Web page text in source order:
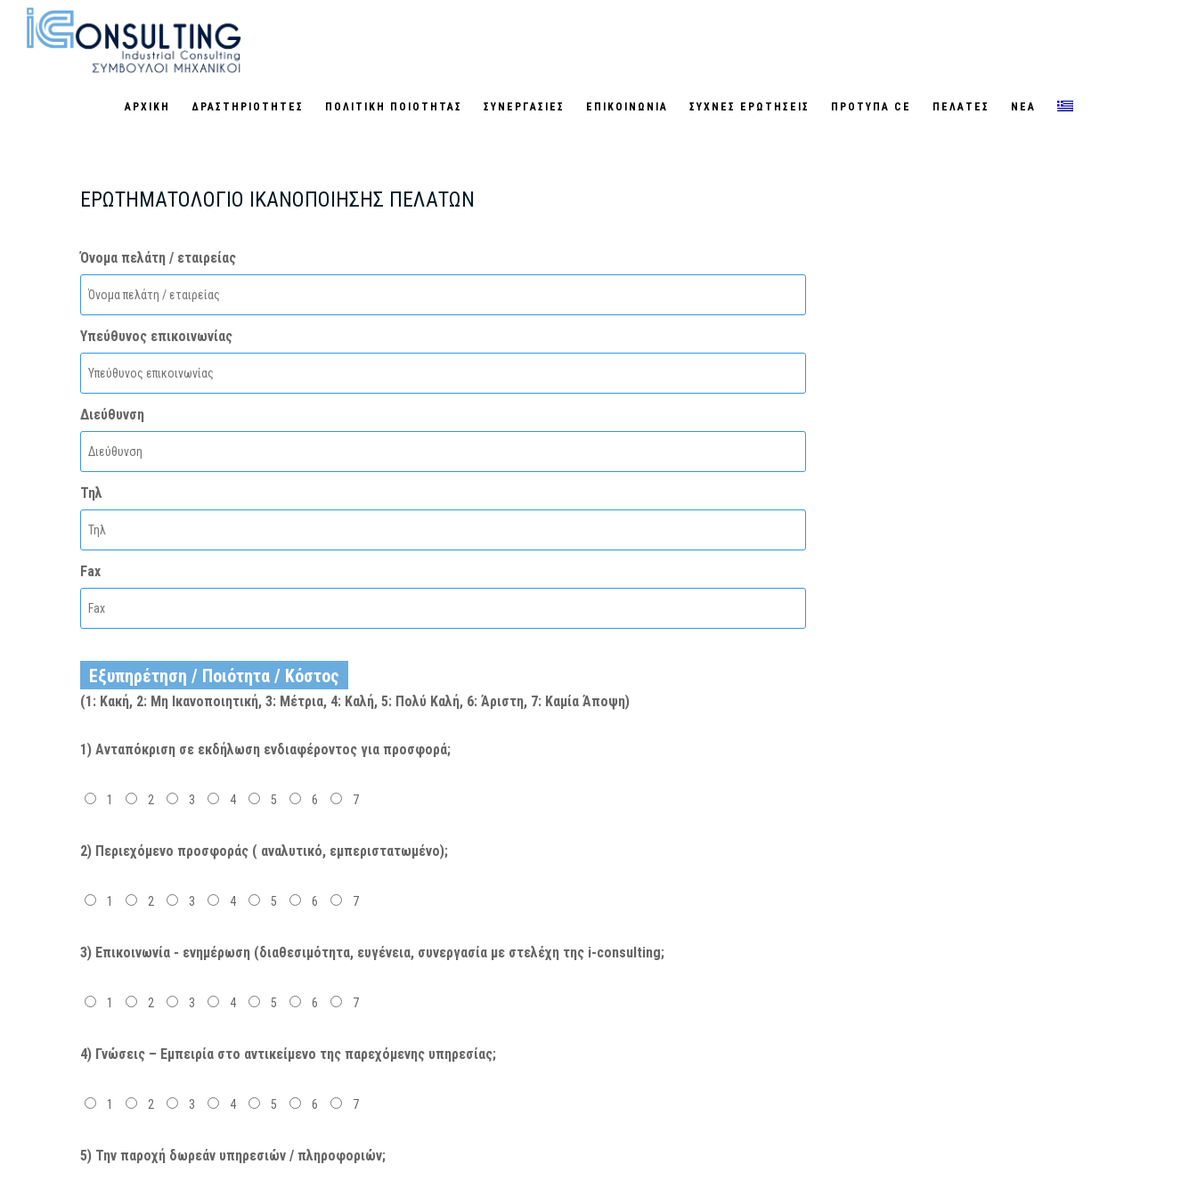
ΑΡΧΙΚΗ ΔΡΑΣΤΗΡΙΟΤΗΤΕΣ ΠΟΛΙΤΙΚΗ ΠΟΙΟΤΗΤΑΣ ΣΥΝΕΡΓΑΣΙΕΣ ΕΠΙΚΟΙΝΩΝΙΑ ΣΥΧΝΕΣ ΕΡΩΤΗΣΕΙΣ ΠΡΟΤΥΠΑ CE ΠΕΛΑΤΕΣ ΝΕΑ
ΕΡΩΤΗΜΑΤΟΛΟΓΙΟ ΙΚΑΝΟΠΟΙΗΣΗΣ ΠΕΛΑΤΩΝ
Όνομα πελάτη / εταιρείας
Υπεύθυνος επικοινωνίας
Διεύθυνση
Τηλ
Fax
Εξυπηρέτηση / Ποιότητα / Κόστος
(1: Κακή, 2: Μη Ικανοποιητική, 3: Μέτρια, 4: Καλή, 5: Πολύ Καλή, 6: Άριστη, 7: Καμία Άποψη)
1) Ανταπόκριση σε εκδήλωση ενδιαφέροντος για προσφορά;
1 2 3 4 5 6 7
2) Περιεχόμενο προσφοράς ( αναλυτικό, εμπεριστατωμένο);
1 2 3 4 5 6 7
3) Επικοινωνία - ενημέρωση (διαθεσιμότητα, ευγένεια, συνεργασία με στελέχη της i-consulting;
1 2 3 4 5 6 7
4) Γνώσεις – Εμπειρία στο αντικείμενο της παρεχόμενης υπηρεσίας;
1 2 3 4 5 6 7
5) Την παροχή δωρεάν υπηρεσιών / πληροφοριών;